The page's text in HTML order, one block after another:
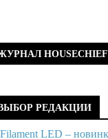
HOUSECHIEF
РЕДАКЦИИ